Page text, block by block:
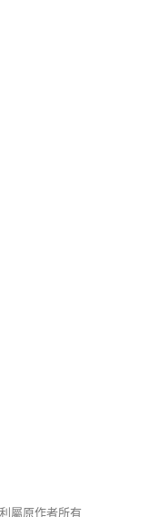
屬原作者所有